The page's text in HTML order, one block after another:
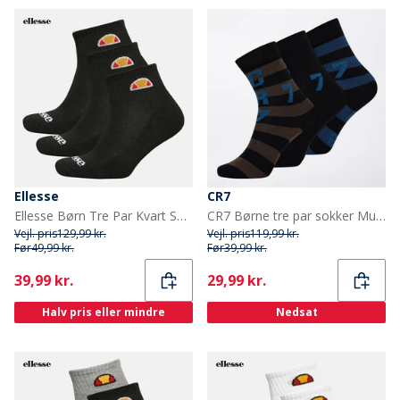
Ellesse
Ellesse Børn Tre Par Kvart Sokker Sort
Vejl. pris129,99 kr.
Før49,99 kr.
Current
39,99 kr.
Halv pris eller mindre
CR7
CR7 Børne tre par sokker Multicolour
Vejl. pris119,99 kr.
Før39,99 kr.
Current
29,99 kr.
Nedsat